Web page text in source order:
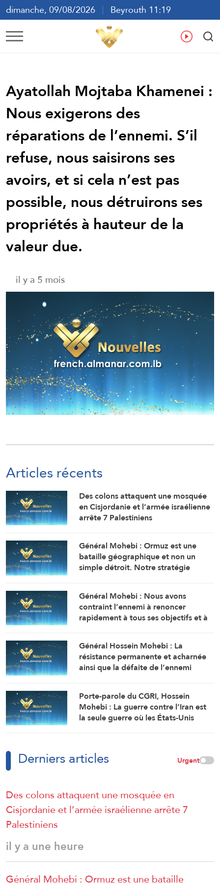
dimanche, 09/08/2026
Beyrouth 11:19
ع
Ayatollah Mojtaba Khamenei :
Nous exigerons des
réparations de l’ennemi. S’il
refuse, nous saisirons ses
avoirs, et si cela n’est pas
possible, nous détruirons ses
propriétés à hauteur de la
valeur due.
il y a 5 mois
Articles récents
Des colons attaquent une mosquée
en Cisjordanie et l’armée israélienne
arrête 7 Palestiniens
Général Mohebi : Ormuz est une
bataille géographique et non un
simple détroit. Notre stratégie
contrôle jusqu’à ce que l’ennemi
accepte toutes nos conditions.
Général Mohebi : Nous avons
contraint l’ennemi à renoncer
rapidement à tous ses objectifs et à
d’Ormuz.
Général Hossein Mohebi : La
résistance permanente et acharnée
ainsi que la défaite de l’ennemi
et inébranlable.
Porte-parole du CGRI, Hossein
Mohebi : La guerre contre l’Iran est
la seule guerre où les États-Unis
Derniers articles Urgent
Des colons attaquent une mosquée en
Cisjordanie et l’armée israélienne arrête 7
Palestiniens
il y a une heure
Général Mohebi : Ormuz est une bataille